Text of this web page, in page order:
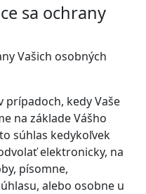
sa ochrany
Vašich osobných
prípadoch, kedy Vaše
na základe Vášho
súhlas kedykoľvek
elektronicky, na
písomne,
alebo osobne u